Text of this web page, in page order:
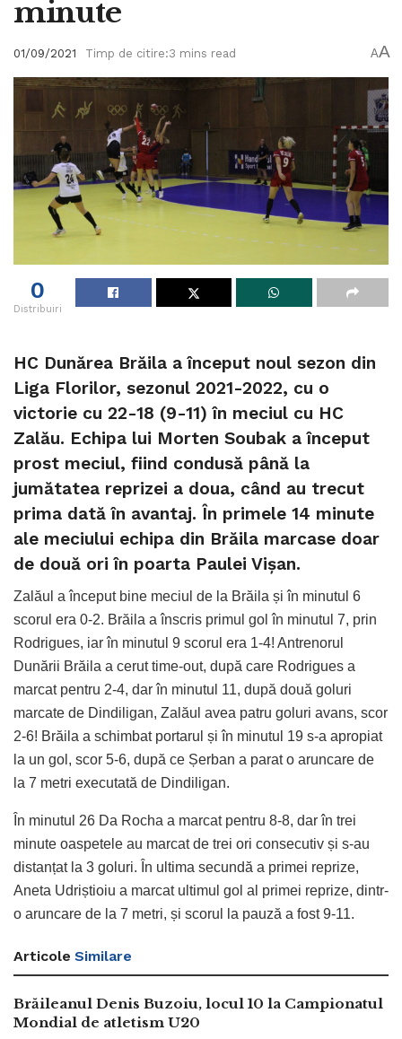
minute
01/09/2021 Timp de citire:3 mins read AA
0
Distribuiri
HC Dunărea Brăila a început noul sezon din
Liga Florilor, sezonul 2021-2022, cu o
victorie cu 22-18 (9-11) în meciul cu HC
Zalău. Echipa lui Morten Soubak a început
prost meciul, fiind condusă până la
jumătatea reprizei a doua, când au trecut
prima dată în avantaj. În primele 14 minute
ale meciului echipa din Brăila marcase doar
de două ori în poarta Paulei Vișan.
Zalăul a început bine meciul de la Brăila și în minutul 6
scorul era 0-2. Brăila a înscris primul gol în minutul 7, prin
Rodrigues, iar în minutul 9 scorul era 1-4! Antrenorul
Dunării Brăila a cerut time-out, după care Rodrigues a
marcat pentru 2-4, dar în minutul 11, după două goluri
marcate de Dindiligan, Zalăul avea patru goluri avans, scor
2-6! Brăila a schimbat portarul și în minutul 19 s-a apropiat
la un gol, scor 5-6, după ce Șerban a parat o aruncare de
la 7 metri executată de Dindiligan.
În minutul 26 Da Rocha a marcat pentru 8-8, dar în trei
minute oaspetele au marcat de trei ori consecutiv și s-au
distanțat la 3 goluri. În ultima secundă a primei reprize,
Aneta Udriștioiu a marcat ultimul gol al primei reprize, dintr-
o aruncare de la 7 metri, și scorul la pauză a fost 9-11.
Articole Similare
Brăileanul Denis Buzoiu, locul 10 la Campionatul
Mondial de atletism U20